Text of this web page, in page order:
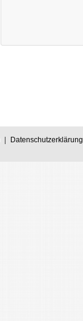
Datenschutzerklärung